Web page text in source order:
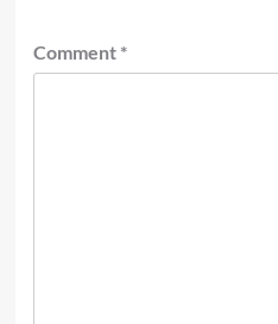
Comment *